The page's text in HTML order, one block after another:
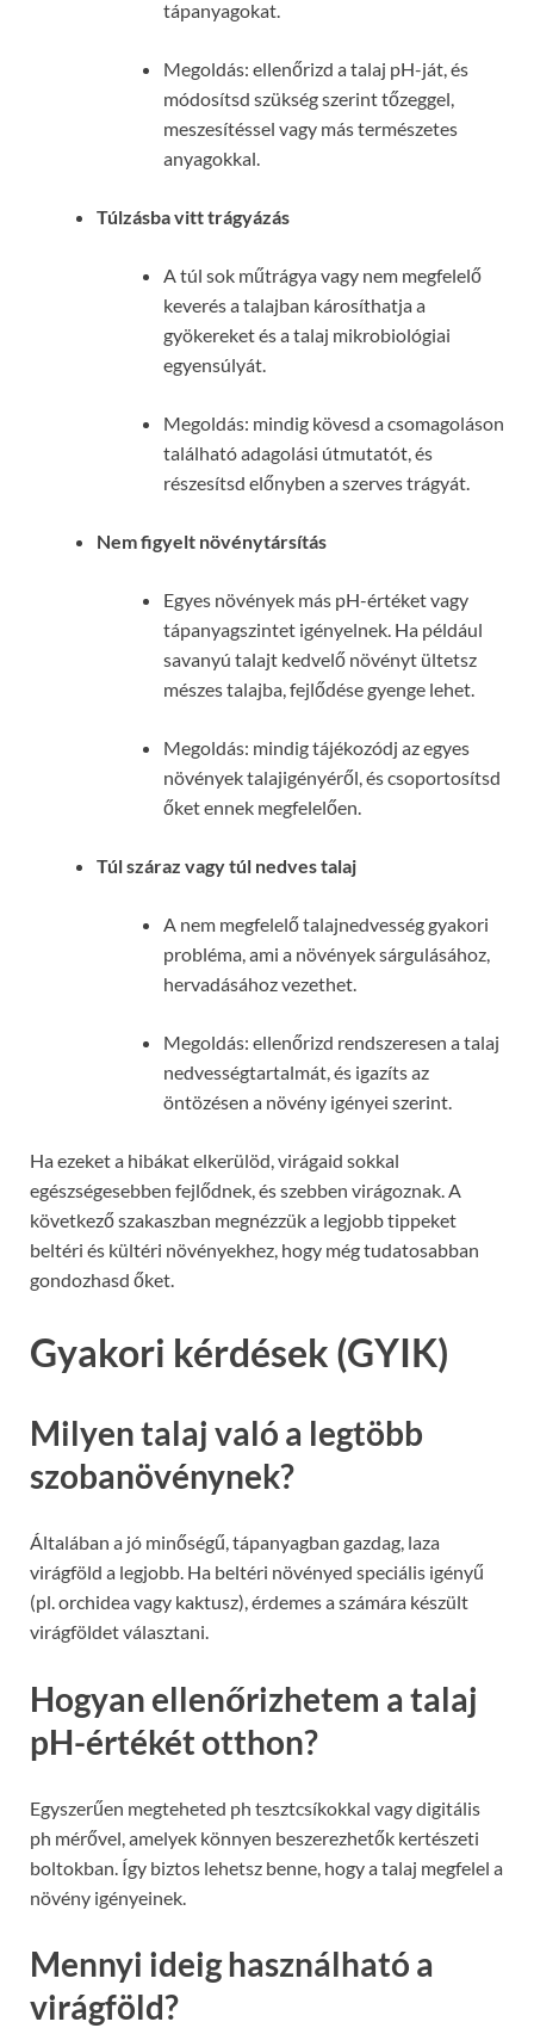
tápanyagokat.
Megoldás: ellenőrizd a talaj pH-ját, és
módosítsd szükség szerint tőzeggel,
meszesítéssel vagy más természetes
anyagokkal.
Túlzásba vitt trágyázás
A túl sok műtrágya vagy nem megfelelő
keverés a talajban károsíthatja a
gyökereket és a talaj mikrobiológiai
egyensúlyát.
Megoldás: mindig kövesd a csomagoláson
található adagolási útmutatót, és
részesítsd előnyben a szerves trágyát.
Nem figyelt növénytársítás
Egyes növények más pH-értéket vagy
tápanyagszintet igényelnek. Ha például
savanyú talajt kedvelő növényt ültetsz
mészes talajba, fejlődése gyenge lehet.
Megoldás: mindig tájékozódj az egyes
növények talajigényéről, és csoportosítsd
őket ennek megfelelően.
Túl száraz vagy túl nedves talaj
A nem megfelelő talajnedvesség gyakori
probléma, ami a növények sárgulásához,
hervadásához vezethet.
Megoldás: ellenőrizd rendszeresen a talaj
nedvességtartalmát, és igazíts az
öntözésen a növény igényei szerint.
Ha ezeket a hibákat elkerülöd, virágaid sokkal
egészségesebben fejlődnek, és szebben virágoznak. A
következő szakaszban megnézzük a legjobb tippeket
beltéri és kültéri növényekhez, hogy még tudatosabban
gondozhasd őket.
Gyakori kérdések (GYIK)
Milyen talaj való a legtöbb
szobanövénynek?
Általában a jó minőségű, tápanyagban gazdag, laza
virágföld a legjobb. Ha beltéri növényed speciális igényű
(pl. orchidea vagy kaktusz), érdemes a számára készült
virágföldet választani.
Hogyan ellenőrizhetem a talaj
pH-értékét otthon?
Egyszerűen megteheted ph tesztcsíkokkal vagy digitális
ph mérővel, amelyek könnyen beszerezhetők kertészeti
boltokban. Így biztos lehetsz benne, hogy a talaj megfelel a
növény igényeinek.
Mennyi ideig használható a
virágföld?